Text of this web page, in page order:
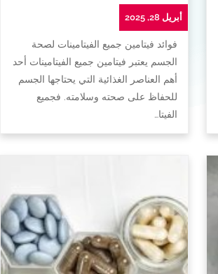
أبريل 28, 2025
فوائد فيتامين جميع الفيتامينات لصحة
الجسم يعتبر فيتامين جميع الفيتامينات أحد
أهم العناصر الغذائية التي يحتاجها الجسم
للحفاظ على صحته وسلامته. فجميع
الفيتا…